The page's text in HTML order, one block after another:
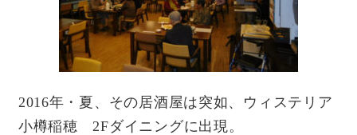
よくあるご質問
Facebookで最新情報をチェック！
2016年・夏、その居酒屋は突如、ウィステリア
小樽稲穂 2Fダイニングに出現。